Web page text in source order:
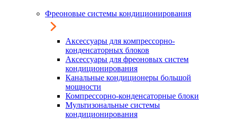
Фреоновые системы кондиционирования
Аксессуары для компрессорно-
конденсаторных блоков
Аксессуары для фреоновых систем
кондиционирования
Канальные кондиционеры большой
мощности
Компрессорно-конденсаторные блоки
Мультизональные системы
кондиционирования